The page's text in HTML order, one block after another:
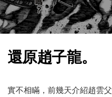
還原趙子龍。
實不相瞞，前幾天介紹趙雲